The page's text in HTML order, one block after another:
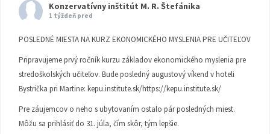
Konzervatívny inštitút M. R. Štefánika
1 týždeň pred
POSLEDNÉ MIESTA NA KURZ EKONOMICKÉHO MYSLENIA PRE UČITEĽOV
Pripravujeme prvý ročník kurzu základov ekonomického myslenia pre
stredoškolských učiteľov. Bude posledný augustový víkend v hoteli
Bystrička pri Martine: kepu.institute.sk/https://kepu.institute.sk/
Pre záujemcov o neho s ubytovaním ostalo pár posledných miest.
Môžu sa prihlásiť do 31. júla, čím skôr, tým lepšie.